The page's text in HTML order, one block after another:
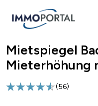
Breadcrumb
Mietspiegel
Mieterhöhung
(56)